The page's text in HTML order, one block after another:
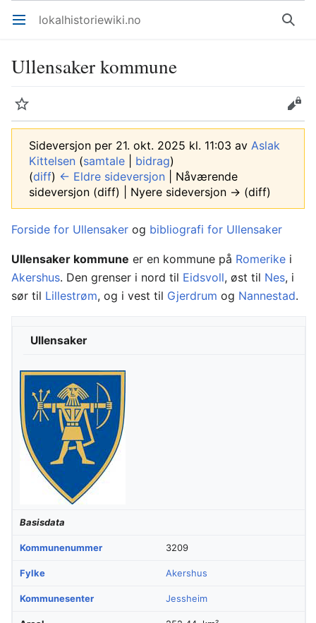
Åpne hovedmenyen lokalhistoriewiki.no Søk
Ullensaker kommune
Overvåk Rediger
Sideversjon per 21. okt. 2025 kl. 11:03 av Aslak
Kittelsen (samtale bidrag)
(diff) ← Eldre sideversjon | Nåværende
sideversjon (diff) | Nyere sideversjon → (diff)
Forside for Ullensaker og bibliografi for Ullensaker
Ullensaker kommune er en kommune på Romerike i
Akershus. Den grenser i nord til Eidsvoll, øst til Nes, i
sør til Lillestrøm, og i vest til Gjerdrum og Nannestad.
Ullensaker
Basisdata
Kommunenummer 3209
Fylke Akershus
Kommunesenter Jessheim